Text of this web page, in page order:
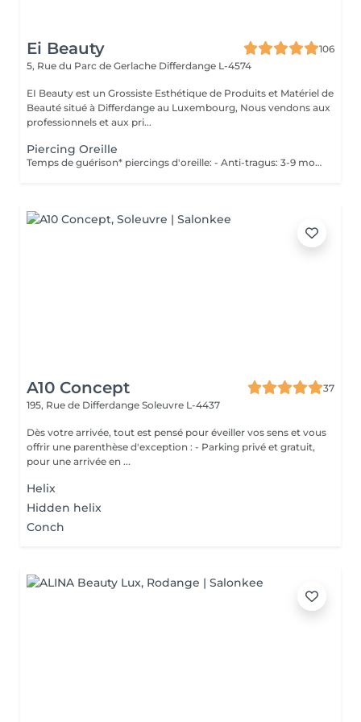
Ei Beauty
106
5, Rue du Parc de Gerlache Differdange L-4574
EI Beauty est un Grossiste Esthétique de Produits et Matériel de
Beauté situé à Differdange au Luxembourg, Nous vendons aux
professionnels et aux pri...
Piercing Oreille
Temps de guérison* piercings d'oreille: - Anti-tragus: 3-9 mois - Piercing de conque: 3-9 mois - Daithpiercing: 3-9 mois - Piercing helix: 3-9 mois - Perçage de fumée: 3-9 mois - Piercing douillet: 3-9 mois - Piercing Tragus: 3-9 mois - Piercing du lobe de l'oreille: 4-8 semaines *Notez également qu'il est indispensable de réaliser les soins quotidiennement pour que la cicatrisation se fasse dans les meilleures conditions. *La guérison est différente d'une personne à l'autre **Si vous êtes mineur, l'autorisation parentale est obligatoire. Industriel Piercing - Sous réserve d'évaluation
A10 Concept
37
195, Rue de Differdange Soleuvre L-4437
Dès votre arrivée, tout est pensé pour éveiller vos sens et vous
offrir une parenthèse d'exception : - Parking privé et gratuit,
pour une arrivée en ...
Helix
Hidden helix
Conch